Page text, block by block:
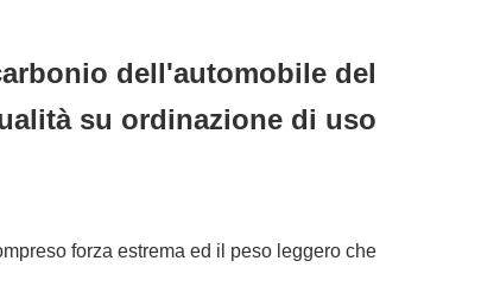
dell'automobile del
su ordinazione di uso
forza estrema ed il peso leggero che